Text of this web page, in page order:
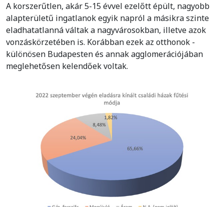
A korszerűtlen, akár 5-15 évvel ezelőtt épült, nagyobb
alapterületű ingatlanok egyik napról a másikra szinte
eladhatatlanná váltak a nagyvárosokban, illetve azok
vonzáskörzetében is. Korábban ezek az otthonok -
különösen Budapesten és annak agglomerációjában
meglehetősen kelendőek voltak.